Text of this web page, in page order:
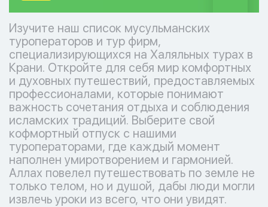
Изучите наш список мусульманских
туроператоров и тур фирм,
специализирующихся на Халяльных турах в
Крани. Откройте для себя мир комфортных
и духовных путешествий, предоставляемых
профессионалами, которые понимают
важность сочетания отдыха и соблюдения
исламских традиций. Выберите свой
кофмортный отпуск с нашими
туроператорами, где каждый момент
наполнен умиротворением и гармонией.
Аллах повелел путешествовать по земле не
только телом, но и душой, дабы люди могли
извлечь уроки из всего, что они увидят.